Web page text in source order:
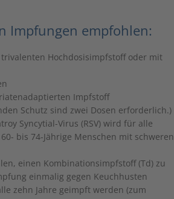
Impfungen empfohlen:
Hochdosisimpfstoff oder mit
Impfstoff
Schutz sind zwei Dosen erforderlich.)
Syncytial-Virus (RSV) wird für alle
bis 74-Jährige Menschen mit schweren
einen Kombinationsimpfstoff (Td) zu
einmalig gegen Keuchhusten
zehn Jahre geimpft werden (zum